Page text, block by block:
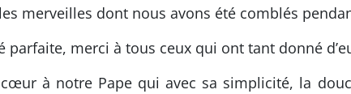
merveilles dont nous avons été comblés
parfaite, merci à tous ceux qui ont tant donné
à notre Pape qui avec sa simplicité, la